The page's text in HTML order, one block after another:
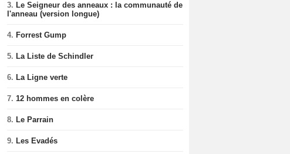
3. Le Seigneur des anneaux : la communauté de
l'anneau (version longue)
4. Forrest Gump
5. La Liste de Schindler
6. La Ligne verte
7. 12 hommes en colère
8. Le Parrain
9. Les Evadés